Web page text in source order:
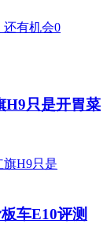
H9只是开胃菜
车E10评测